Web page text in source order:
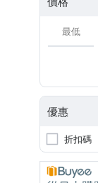
優惠
折扣碼